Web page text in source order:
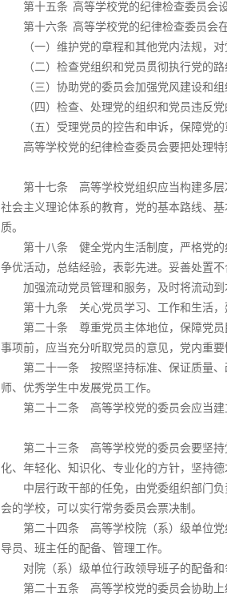
第十五条 高等学校党的纪律检查委员会
第十六条 高等学校党的纪律检查委员会
（一）维护党的章程和其他党内法规，
（二）检查党组织和党员贯彻执行党的
（三）协助党的委员会加强党风建设和
（四）检查、处理党的组织和党员违反
（五）受理党员的控告和申诉，保障党
高等学校党的纪律检查委员会要把处理
第十七条 高等学校党组织应当构建多层
社会主义理论体系的教育，党的基本路线、
质。
第十八条 健全党内生活制度，严格党的
争优活动，总结经验，表彰先进。妥善处置不
加强流动党员管理和服务，及时将流动
第十九条 关心党员学习、工作和生活，
第二十条 尊重党员主体地位，保障党员
事项前，应当充分听取党员的意见，党内重要
第二十一条 按照坚持标准、保证质量、
师、优秀学生中发展党员工作。
第二十二条 高等学校党的委员会应当建
第二十三条 高等学校党的委员会要坚持
化、年轻化、知识化、专业化的方针，坚持
中层行政干部的任免，由党委组织部门
会的学校，可以实行常务委员会票决制。
第二十四条 高等学校院（系）级单位党
导员、班主任的配备、管理工作。
对院（系）级单位行政领导班子的配备
第二十五条 高等学校党的委员会协助上